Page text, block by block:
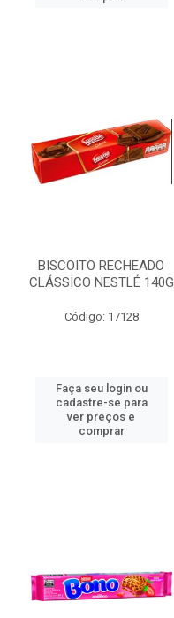
BISCOITO RECHEADO
CLÁSSICO NESTLÉ 140G
Código: 17128
Faça seu login ou
cadastre-se para
ver preços e
comprar